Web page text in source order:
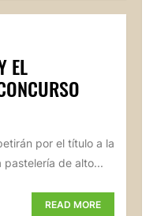
EL
por el título a la
pastelería de alto...
READ MORE